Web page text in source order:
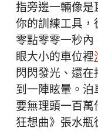
指旁邊一輛像是
你的訓練工具，
零點零零一秒
眼大小的車位裡
閃閃發光、還
到一陣眩暈。
要無理頭一百
狂想曲》張水